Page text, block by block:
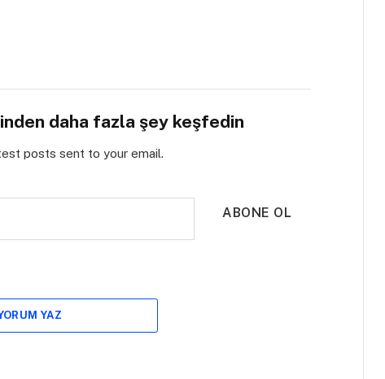
daha fazla şey keşfedin
posts sent to your email.
ABONE OL
YAZ